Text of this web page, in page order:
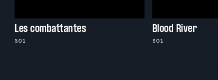
Les combattantes
S01
Blood River
S01